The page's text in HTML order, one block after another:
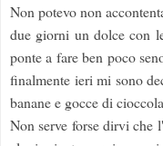
Non potevo non
due giorni un dolce con
ponte a fare ben poco
finalmente ieri mi sono
banane e gocce di
Non serve forse dirvi che